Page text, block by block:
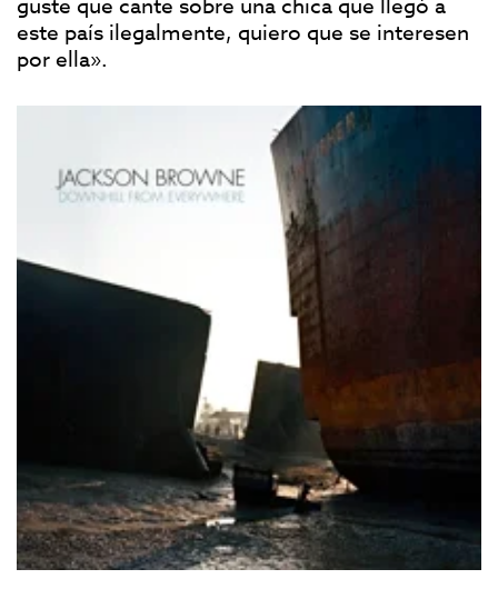
este país ilegalmente, quiero que se interesen
por ella».